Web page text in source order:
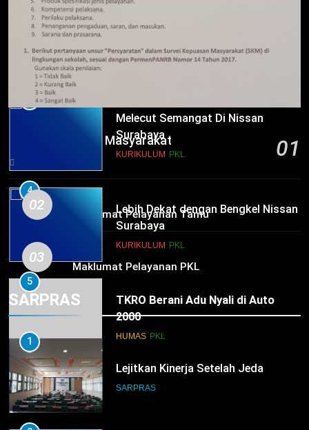
3
Melecut Semangat Di Nissan
Surabaya
KURIKULUM
Lebih Dekat dengan Bengkel Nissan
Surabaya
KURIKULUM PKL
5
TKRO Berani Adu Nyali di Auto
2000
HUMAS PKL
Survei Kepuasan Masyarakat 01
02 HUMAS
Maklumat Pelayanan Tamu
03 HUMAS
Maklumat Pelayanan PKL
SARPRAS
1
Lejitkan Kinerja Setelah Jeda
SARPRAS